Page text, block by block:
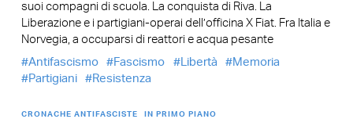
suoi compagni di scuola. La conquista di Riva. La
Liberazione e i partigiani-operai dell’officina X Fiat. Fra Italia e
Norvegia, a occuparsi di reattori e acqua pesante
Antifascismo
Fascismo Libertà
Memoria
Partigiani
Resistenza
CRONACHE ANTIFASCISTE IN PRIMO PIANO